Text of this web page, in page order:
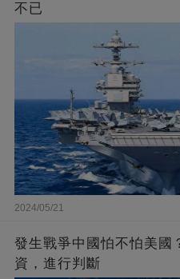
不已
2024/05/21
發生戰爭中國怕不怕美國
資，進行判斷